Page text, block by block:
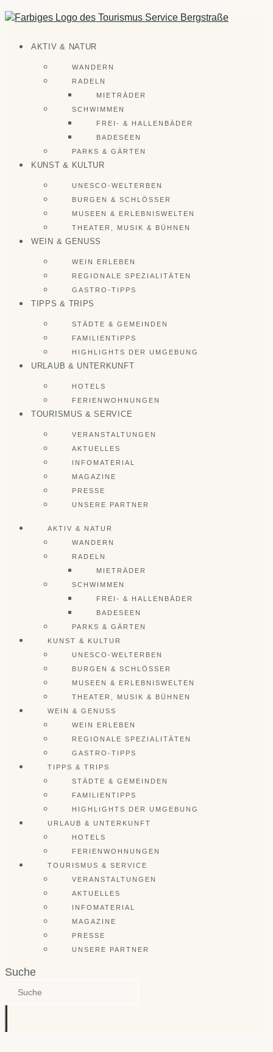
Zum
Inhalt
AKTIV & NATUR
WANDERN
RADELN
MIETRÄDER
SCHWIMMEN
FREI- & HALLENBÄDER
BADESEEN
PARKS & GÄRTEN
KUNST & KULTUR
UNESCO-WELTERBEN
BURGEN & SCHLÖSSER
MUSEEN & ERLEBNISWELTEN
THEATER, MUSIK & BÜHNEN
WEIN & GENUSS
WEIN ERLEBEN
REGIONALE SPEZIALITÄTEN
GASTRO-TIPPS
TIPPS & TRIPS
STÄDTE & GEMEINDEN
FAMILIENTIPPS
HIGHLIGHTS DER UMGEBUNG
URLAUB & UNTERKUNFT
HOTELS
FERIENWOHNUNGEN
TOURISMUS & SERVICE
VERANSTALTUNGEN
AKTUELLES
INFOMATERIAL
MAGAZINE
PRESSE
UNSERE PARTNER
AKTIV & NATUR
WANDERN
RADELN
MIETRÄDER
SCHWIMMEN
FREI- & HALLENBÄDER
BADESEEN
PARKS & GÄRTEN
KUNST & KULTUR
UNESCO-WELTERBEN
BURGEN & SCHLÖSSER
MUSEEN & ERLEBNISWELTEN
THEATER, MUSIK & BÜHNEN
WEIN & GENUSS
WEIN ERLEBEN
REGIONALE SPEZIALITÄTEN
GASTRO-TIPPS
TIPPS & TRIPS
STÄDTE & GEMEINDEN
FAMILIENTIPPS
HIGHLIGHTS DER UMGEBUNG
URLAUB & UNTERKUNFT
HOTELS
FERIENWOHNUNGEN
TOURISMUS & SERVICE
VERANSTALTUNGEN
AKTUELLES
INFOMATERIAL
MAGAZINE
PRESSE
UNSERE PARTNER
Suche